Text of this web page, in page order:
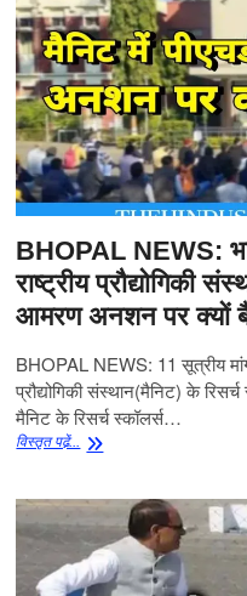
बुजुर्ग
नेता,
तो
कमलनाथ
ने
अधिकारियों
को
दी
चेतावनी
BHOPAL NEWS:
राष्ट्रीय प्रौद्योगिकी
आमरण अनशन पर क्यों
BHOPAL NEWS: 11 सूत्रीय
प्रौद्योगिकी संस्थान(मैनिट) के
मैनिट के रिसर्च स्कॉलर्स…
विस्‍तृत पढे़ं... BHOPAL
के
विख्यात
मौलाना
आजाद